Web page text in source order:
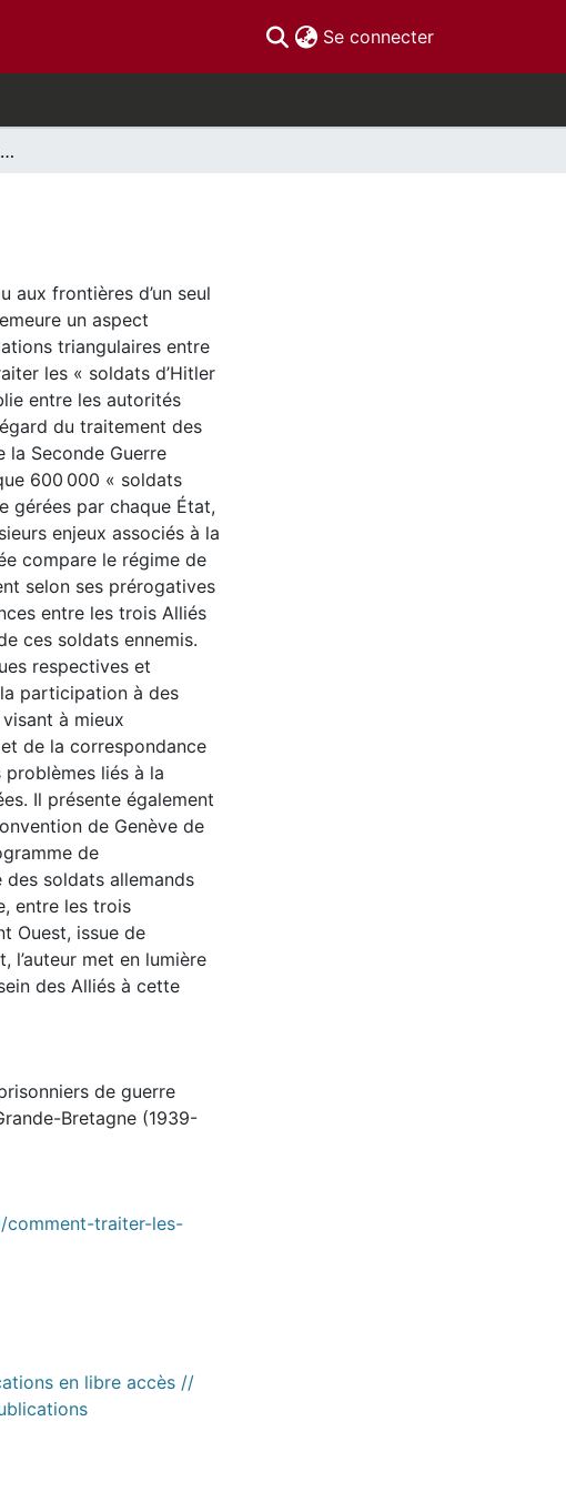
Se connecter(current)
Comment traiter les « soldats d’Hitler » ?
aux frontières d’un seul
un aspect
triangulaires entre
les « soldats d’Hitler
entre les autorités
du traitement des
la Seconde Guerre
600 000 « soldats
gérées par chaque État,
enjeux associés à la
compare le régime de
selon ses prérogatives
entre les trois Alliés
ces soldats ennemis.
respectives et
participation à des
à mieux
de la correspondance
problèmes liés à la
Il présente également
de Genève de
de
soldats allemands
entre les trois
Ouest, issue de
l’auteur met en lumière
des Alliés à cette
de guerre
Bretagne (1939-
comment-traiter-les-
en libre accès //